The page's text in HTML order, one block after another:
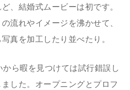
、結婚式ムービーは初です。
流れやイメージを沸かせて、
真を加工したり並べたり。
ら暇を見つけては試行錯誤し
した。オープニングとプロフ